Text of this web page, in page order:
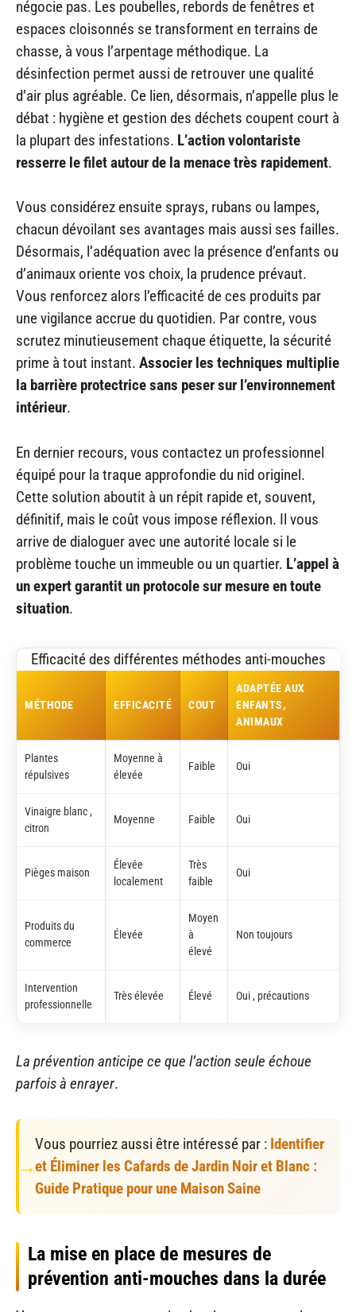
négocie pas. Les poubelles, rebords de fenêtres et
espaces cloisonnés se transforment en terrains de
chasse, à vous l’arpentage méthodique. La
désinfection permet aussi de retrouver une qualité
d’air plus agréable. Ce lien, désormais, n’appelle plus le
débat : hygiène et gestion des déchets coupent court à
la plupart des infestations. L’action volontariste
resserre le filet autour de la menace très rapidement.
Vous considérez ensuite sprays, rubans ou lampes,
chacun dévoilant ses avantages mais aussi ses failles.
Désormais, l’adéquation avec la présence d’enfants ou
d’animaux oriente vos choix, la prudence prévaut.
Vous renforcez alors l’efficacité de ces produits par
une vigilance accrue du quotidien. Par contre, vous
scrutez minutieusement chaque étiquette, la sécurité
prime à tout instant. Associer les techniques multiplie
la barrière protectrice sans peser sur l’environnement
intérieur.
En dernier recours, vous contactez un professionnel
équipé pour la traque approfondie du nid originel.
Cette solution aboutit à un répit rapide et, souvent,
définitif, mais le coût vous impose réflexion. Il vous
arrive de dialoguer avec une autorité locale si le
problème touche un immeuble ou un quartier. L’appel à
un expert garantit un protocole sur mesure en toute
situation.
Efficacité des différentes méthodes anti-mouches
MÉTHODE EFFICACITÉ COUT
ADAPTÉE AUX
ENFANTS,
ANIMAUX
Plantes
répulsives
Moyenne à
élevée
Faible Oui
Vinaigre blanc ,
citron
Moyenne Faible Oui
Pièges maison
Élevée
localement
Très
faible
Oui
Produits du
commerce
Élevée
Moyen
à
élevé
Non toujours
Intervention
professionnelle
Très élevée Élevé Oui , précautions
La prévention anticipe ce que l’action seule échoue
parfois à enrayer.
Vous pourriez aussi être intéressé par : Identifier
et Éliminer les Cafards de Jardin Noir et Blanc :
Guide Pratique pour une Maison Saine
La mise en place de mesures de
prévention anti-mouches dans la durée